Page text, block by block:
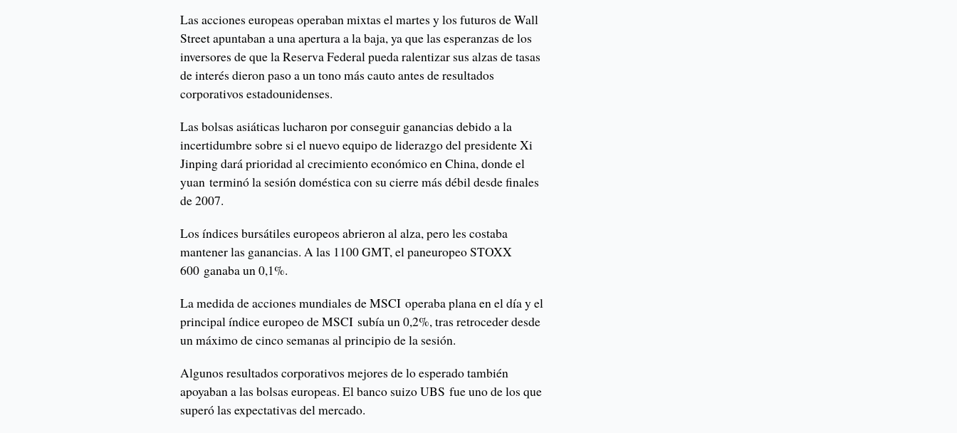
Las acciones europeas operaban mixtas el martes y los futuros de Wall
Street apuntaban a una apertura a la baja, ya que las esperanzas de los
inversores de que la Reserva Federal pueda ralentizar sus alzas de tasas
de interés dieron paso a un tono más cauto antes de resultados
corporativos estadounidenses.
Las bolsas asiáticas lucharon por conseguir ganancias debido a la
incertidumbre sobre si el nuevo equipo de liderazgo del presidente Xi
Jinping dará prioridad al crecimiento económico en China, donde el
yuan terminó la sesión doméstica con su cierre más débil desde finales
de 2007.
Los índices bursátiles europeos abrieron al alza, pero les costaba
mantener las ganancias. A las 1100 GMT, el paneuropeo STOXX
600 ganaba un 0,1%.
La medida de acciones mundiales de MSCI operaba plana en el día y el
principal índice europeo de MSCI subía un 0,2%, tras retroceder desde
un máximo de cinco semanas al principio de la sesión.
Algunos resultados corporativos mejores de lo esperado también
apoyaban a las bolsas europeas. El banco suizo UBS fue uno de los que
superó las expectativas del mercado.